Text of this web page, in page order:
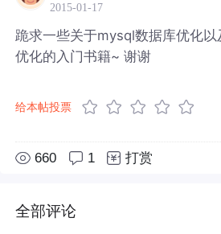
2015-01-17
跪求一些关于mysql数据库优化
优化的入门书籍~ 谢谢
给本帖投票
660 1 打赏
全部评论